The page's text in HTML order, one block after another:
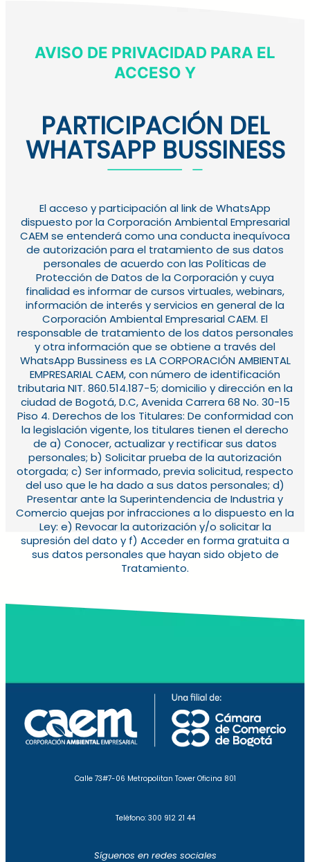
AVISO DE PRIVACIDAD PARA EL
ACCESO Y
PARTICIPACIÓN DEL
WHATSAPP BUSSINESS
El acceso y participación al link de WhatsApp
dispuesto por la Corporación Ambiental Empresarial
CAEM se entenderá como una conducta inequívoca
de autorización para el tratamiento de sus datos
personales de acuerdo con las Políticas de
Protección de Datos de la Corporación y cuya
finalidad es informar de cursos virtuales, webinars,
información de interés y servicios en general de la
Corporación Ambiental Empresarial CAEM. El
responsable de tratamiento de los datos personales
y otra información que se obtiene a través del
WhatsApp Bussiness es LA CORPORACIÓN AMBIENTAL
EMPRESARIAL CAEM, con número de identificación
tributaria NIT. 860.514.187-5; domicilio y dirección en la
ciudad de Bogotá, D.C, Avenida Carrera 68 No. 30-15
Piso 4. Derechos de los Titulares: De conformidad con
la legislación vigente, los titulares tienen el derecho
de a) Conocer, actualizar y rectificar sus datos
personales; b) Solicitar prueba de la autorización
otorgada; c) Ser informado, previa solicitud, respecto
del uso que le ha dado a sus datos personales; d)
Presentar ante la Superintendencia de Industria y
Comercio quejas por infracciones a lo dispuesto en la
Ley: e) Revocar la autorización y/o solicitar la
supresión del dato y f) Acceder en forma gratuita a
sus datos personales que hayan sido objeto de
Tratamiento.
Calle 73#7-06 Metropolitan Tower Oficina 801
Teléfono: 300 912 21 44
Síguenos en redes sociales